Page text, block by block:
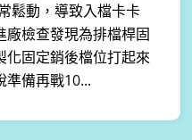
鬆動，導致入檔卡卡
廠檢查發現為排檔桿固
化固定銷後檔位打起來
準備再戰10...